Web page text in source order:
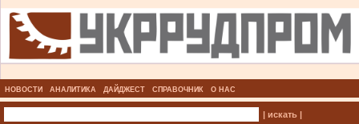
НОВОСТИ АНАЛИТИКА ДАЙДЖЕСТ СПРАВОЧНИК О НАС
| искать |